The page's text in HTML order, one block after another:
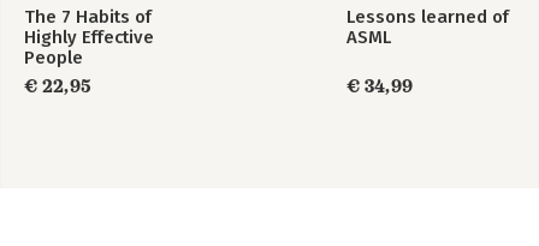
The 7 Habits of
Highly Effective
People
€ 22,95
Lessons learned of
ASML
€ 34,99